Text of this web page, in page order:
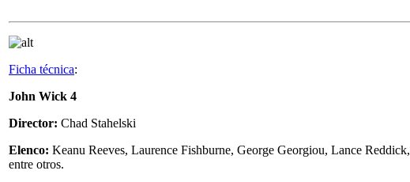
Ficha técnica:
John Wick 4
Director: Chad Stahelski
Elenco: Keanu Reeves, Laurence Fishburne, George Georgiou, Lance
entre otros.